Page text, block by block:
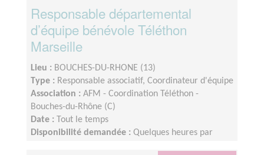
Responsable départemental
d’équipe bénévole Téléthon
Marseille
Lieu : BOUCHES-DU-RHONE (13)
Type : Responsable associatif, Coordinateur d'équipe
Association : AFM - Coordination Téléthon -
Bouches-du-Rhône (C)
Date :
Tout le temps
Disponibilité demandée : Quelques heures par